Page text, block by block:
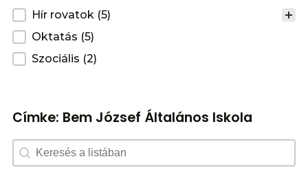
Kategoria
Hír rovatok (5)
Oktatás (5)
Szociális (2)
Címke: Bem József Általános Iskola
Search content